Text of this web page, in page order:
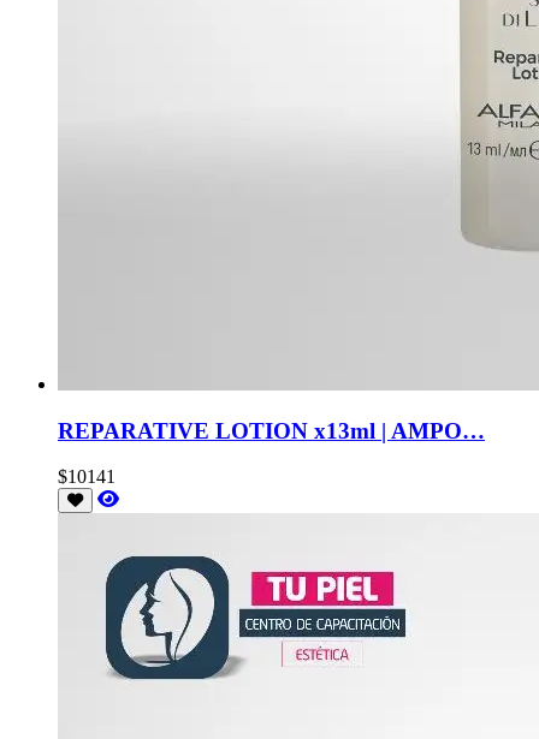
REPARATIVE LOTION x13ml | AMPO…
$10141